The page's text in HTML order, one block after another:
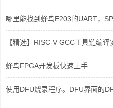
哪里能找到蜂鸟E203的UART，
【精选】RISC-V GCC工具链编
蜂鸟FPGA开发板快速上手
使用DFU烧录程序。DFU界面的